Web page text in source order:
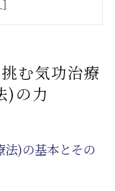
た気功治療(天啓
ーの流れを改善す
啓気功治療や療法)
む気功治療
)の力
)の基本とその